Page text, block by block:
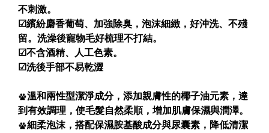
不刺激。
☑繽紛麝香葡萄、加強除臭，泡沫細緻，好沖洗、不殘
留。洗澡後寵物毛好梳理不打結。
☑不含酒精、人工色素。
☑洗後手部不易乾澀
溫和兩性型潔淨成分，添加親膚性的椰子油元素，達
到有效調理，使毛髮自然柔順，增加肌膚保濕與潤澤。
細柔泡沫，搭配保濕胺基酸成分與尿囊素，降低清潔